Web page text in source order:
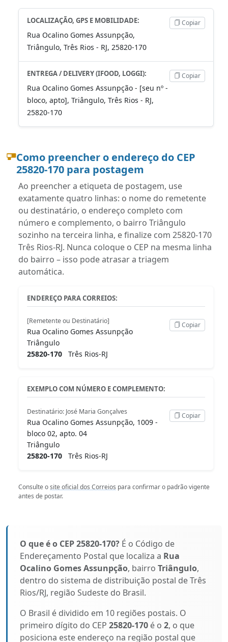
LOCALIZAÇÃO, GPS E MOBILIDADE:
Rua Ocalino Gomes Assunpção,
Triângulo, Três Rios - RJ, 25820-170
Copiar
ENTREGA / DELIVERY (IFOOD, LOGGI):
Rua Ocalino Gomes Assunpção - [seu nº -
bloco, apto], Triângulo, Três Rios - RJ,
25820-170
Copiar
Como preencher o endereço do CEP
25820-170 para postagem
Ao preencher a etiqueta de postagem, use
exatamente quatro linhas: o nome do remetente
ou destinatário, o endereço completo com
número e complemento, o bairro Triângulo
sozinho na terceira linha, e finalize com 25820-170
Três Rios-RJ. Nunca coloque o CEP na mesma linha
do bairro – isso pode atrasar a triagem
automática.
ENDEREÇO PARA CORREIOS:
[Remetente ou Destinatário]
Rua Ocalino Gomes Assunpção
Triângulo
25820-170 Três Rios-RJ
Copiar
EXEMPLO COM NÚMERO E COMPLEMENTO:
Destinatário: José Maria Gonçalves
Rua Ocalino Gomes Assunpção, 1009 -
bloco 02, apto. 04
Triângulo
25820-170 Três Rios-RJ
Copiar
Consulte osite oficial dos Correios para confirmar o padrão vigente
antes de postar.
O que é o CEP 25820-170? É o Código de
Endereçamento Postal que localiza a Rua
Ocalino Gomes Assunpção, bairro Triângulo,
dentro do sistema de distribuição postal de Três
Rios/RJ, região Sudeste do Brasil.
O Brasil é dividido em 10 regiões postais. O
primeiro dígito do CEP 25820-170 é o 2, o que
posiciona este endereço na região postal que